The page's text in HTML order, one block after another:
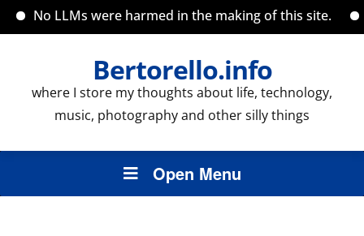
No LLMs were harmed in the making of this site.
Bertorello.info
where I store my thoughts about life, technology,
music, photography and other silly things
Open Menu